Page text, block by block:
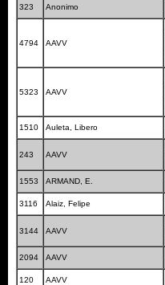
323 Anonimo
4794 AAVV
5323 AAVV
1510 Auleta, Libero
243 AAVV
1553 ARMAND, E.
3116 Alaiz, Felipe
3144 AAVV
2094 AAVV
120 AAVV